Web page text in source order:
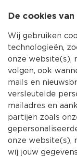
De cookies van
Wij gebruiken
technologieën,
onze website(s),
volgen, ook
mails en
versleutelde
mailadres en
partijen zoals
onze website(s),
wij jouw